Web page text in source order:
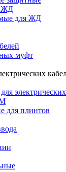
ЖД
для ЖД
муфт
для плинтов